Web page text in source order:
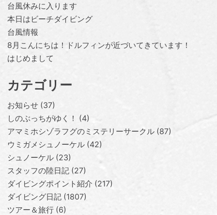
台風休みに入ります
本日はビーチダイビング
台風情報
8月こんにちは！ドルフィンが近づいてきています！
はじめまして
カテゴリー
お知らせ 37
しのぶっちがゆく！
4
アマミホシゾラフグのミステリーサークル 87
ウミガメシュノーケル 42
シュノーケル 23
スタッフの陸日記 27
ダイビングポイント紹介 217
ダイビング日記 1807
ツアー＆旅行 6